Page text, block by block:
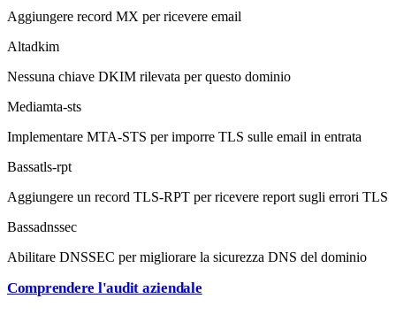
Aggiungere record MX per ricevere email
Altadkim
Nessuna chiave DKIM rilevata per questo dominio
Mediamta-sts
Implementare MTA-STS per imporre TLS sulle email in entrata
Bassatls-rpt
Aggiungere un record TLS-RPT per ricevere report sugli errori TLS
Bassadnssec
Abilitare DNSSEC per migliorare la sicurezza DNS del dominio
Comprendere l'audit aziendale